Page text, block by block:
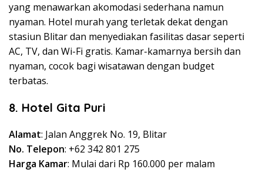
yang menawarkan akomodasi sederhana namun
nyaman. Hotel murah yang terletak dekat dengan
stasiun Blitar dan menyediakan fasilitas dasar seperti
AC, TV, dan Wi-Fi gratis. Kamar-kamarnya bersih dan
nyaman, cocok bagi wisatawan dengan budget
terbatas.
8. Hotel Gita Puri
Alamat: Jalan Anggrek No. 19, Blitar
No. Telepon: +62 342 801 275
Harga Kamar: Mulai dari Rp 160.000 per malam